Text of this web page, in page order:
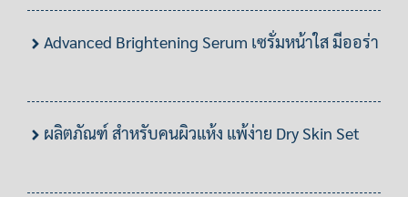
Advanced Brightening Serum เซรั่มหน้าใส มีออร่า
ผลิตภัณฑ์ สำหรับคนผิวแห้ง แพ้ง่าย Dry Skin Set